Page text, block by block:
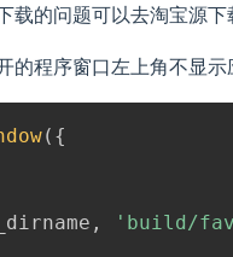
载的问题可以去淘宝源
的程序窗口左上角不显
( {
,
'build/